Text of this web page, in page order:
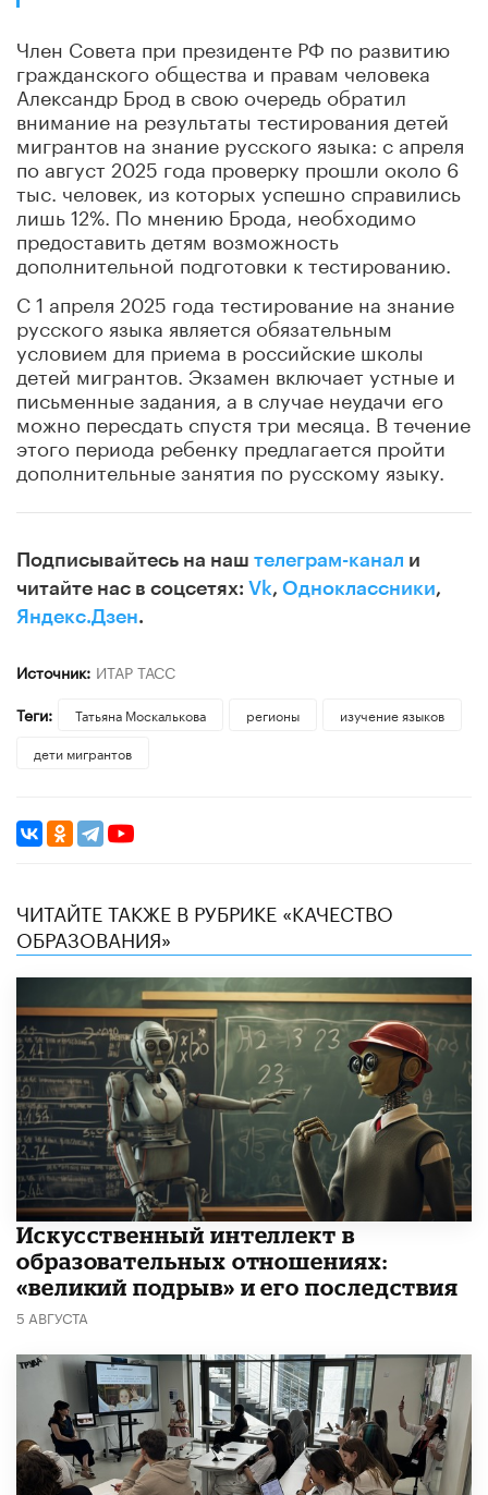
Член Совета при президенте РФ по развитию
гражданского общества и правам человека
Александр Брод в свою очередь обратил
внимание на результаты тестирования детей
мигрантов на знание русского языка: с апреля
по август 2025 года проверку прошли около 6
тыс. человек, из которых успешно справились
лишь 12%. По мнению Брода, необходимо
предоставить детям возможность
дополнительной подготовки к тестированию.
С 1 апреля 2025 года тестирование на знание
русского языка является обязательным
условием для приема в российские школы
детей мигрантов. Экзамен включает устные и
письменные задания, а в случае неудачи его
можно пересдать спустя три месяца. В течение
этого периода ребенку предлагается пройти
дополнительные занятия по русскому языку.
Подписывайтесь на наш телеграм-канал и
читайте нас в соцсетях: Vk, Одноклассники,
Яндекс.Дзен.
Источник: ИТАР ТАСС
Теги:
Татьяна Москалькова регионы
изучение языков
дети мигрантов
ЧИТАЙТЕ ТАКЖЕ В РУБРИКЕ «КАЧЕСТВО
ОБРАЗОВАНИЯ»
​Искусственный интеллект в
образовательных отношениях:
«великий подрыв» и его последствия
5 АВГУСТА